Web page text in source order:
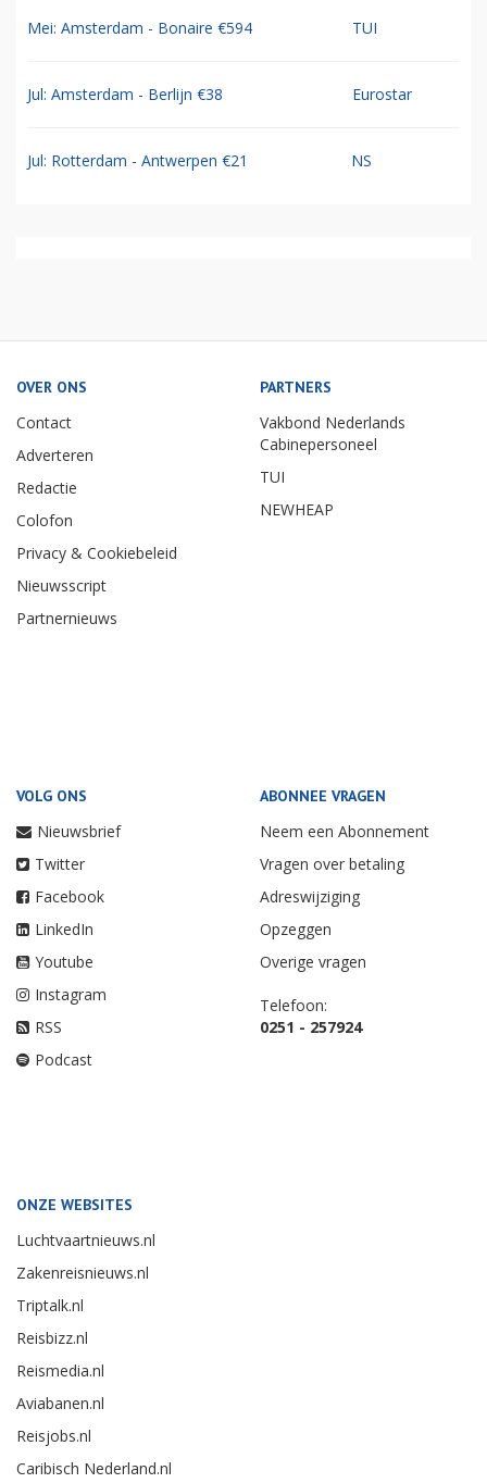
Mei: Amsterdam - Bonaire €594 TUI
Jul: Amsterdam - Berlijn €38 Eurostar
Jul: Rotterdam - Antwerpen €21 NS
OVER ONS
Contact
Adverteren
Redactie
Colofon
Privacy & Cookiebeleid
Nieuwsscript
Partnernieuws
PARTNERS
Vakbond Nederlands
Cabinepersoneel
TUI
NEWHEAP
VOLG ONS
Nieuwsbrief
Twitter
Facebook
LinkedIn
Youtube
Instagram
RSS
Podcast
ABONNEE VRAGEN
Neem een Abonnement
Vragen over betaling
Adreswijziging
Opzeggen
Overige vragen
Telefoon:
0251 - 257924
ONZE WEBSITES
Luchtvaartnieuws.nl
Zakenreisnieuws.nl
Triptalk.nl
Reisbizz.nl
Reismedia.nl
Aviabanen.nl
Reisjobs.nl
Caribisch Nederland.nl